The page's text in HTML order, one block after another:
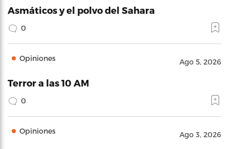
Asmáticos y el polvo del Sahara
0
Opiniones Ago 5, 2026
Terror a las 10 AM
0
Opiniones Ago 3, 2026